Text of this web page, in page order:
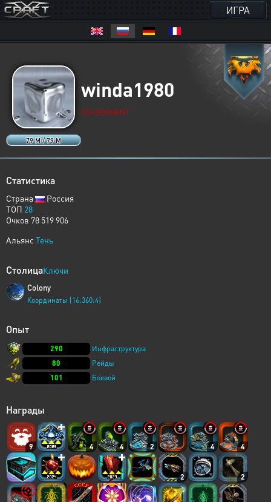
ИГРА
79 M / 79 M
winda1980
GOVERNMENT
Статистика
Страна
Россия
ТОП 28
Очков 78 519 906
Альянс Тень
СтолицаКлючи
Colony
Координаты [16:360:4]
Опыт
290
Инфраструктура
80
Рейды
101
Боевой
Награды
9 4 4 2 4 4
2 2